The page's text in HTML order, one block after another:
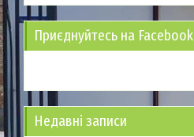
Приєднуйтесь на Facebook
Недавні записи